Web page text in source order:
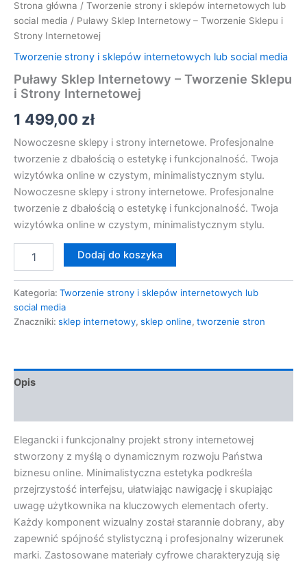
Strona główna / Tworzenie strony i sklepów internetowych lub
social media / Puławy Sklep Internetowy – Tworzenie Sklepu i
Strony Internetowej
Tworzenie strony i sklepów internetowych lub social media
Puławy Sklep Internetowy – Tworzenie Sklepu
i Strony Internetowej
1 499,00 zł
Nowoczesne sklepy i strony internetowe. Profesjonalne
tworzenie z dbałością o estetykę i funkcjonalność. Twoja
wizytówka online w czystym, minimalistycznym stylu.
Nowoczesne sklepy i strony internetowe. Profesjonalne
tworzenie z dbałością o estetykę i funkcjonalność. Twoja
wizytówka online w czystym, minimalistycznym stylu.
Dodaj do koszyka
Kategoria: Tworzenie strony i sklepów internetowych lub
social media
Znaczniki: sklep internetowy, sklep online, tworzenie stron
Opis
Elegancki i funkcjonalny projekt strony internetowej
stworzony z myślą o dynamicznym rozwoju Państwa
biznesu online. Minimalistyczna estetyka podkreśla
przejrzystość interfejsu, ułatwiając nawigację i skupiając
uwagę użytkownika na kluczowych elementach oferty.
Każdy komponent wizualny został starannie dobrany, aby
zapewnić spójność stylistyczną i profesjonalny wizerunek
marki. Zastosowane materiały cyfrowe charakteryzują się